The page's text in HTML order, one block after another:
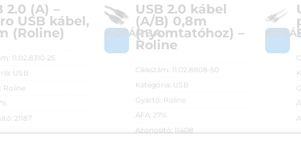
2.0 (A) –
USB kábel,
(Roline)
11.02.8310-25
USB
Roline
21187
KOSÁRBA
USB 2.0 kábel
(A/B) 0,8m
(nyomtatóhoz) –
Roline
Cikkszám: 11.02.8808-50
Kategória: USB
Gyártó: Roline
ÁFA:
27%
Azonosító: 11408